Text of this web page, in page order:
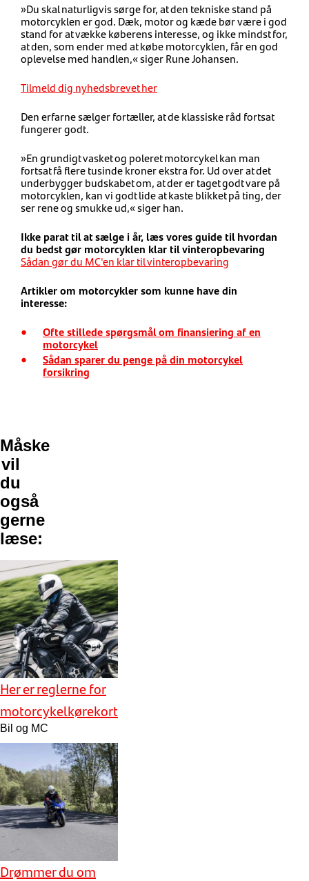
»Du skal naturligvis sørge for, at den tekniske stand på
motorcyklen er god. Dæk, motor og kæde bør være i god
stand for at vække køberens interesse, og ikke mindst for,
at den, som ender med at købe motorcyklen, får en god
oplevelse med handlen,« siger Rune Johansen.
Tilmeld dig nyhedsbrevet her
Den erfarne sælger fortæller, at de klassiske råd fortsat
fungerer godt.
»En grundigt vasket og poleret motorcykel kan man
fortsat få flere tusinde kroner ekstra for. Ud over at det
underbygger budskabet om, at der er taget godt vare på
motorcyklen, kan vi godt lide at kaste blikket på ting, der
ser rene og smukke ud,« siger han.
Ikke parat til at sælge i år, læs vores guide til hvordan
du bedst gør motorcyklen klar til vinteropbevaring
Sådan gør du MC'en klar til vinteropbevaring
Artikler om motorcykler som kunne have din
interesse:
Ofte stillede spørgsmål om finansiering af en
motorcykel
Sådan sparer du penge på din motorcykel
forsikring
Måske
vil
du
også
gerne
læse:
Her er reglerne for
motorcykelkørekort
Bil og MC
Drømmer du om